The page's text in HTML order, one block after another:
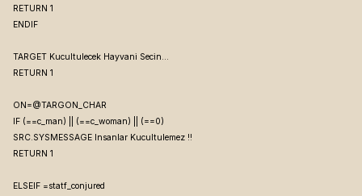
RETURN 1
ENDIF
TARGET Kucultulecek Hayvani Secin...
RETURN 1
ON=@TARGON_CHAR
IF (==c_man) || (==c_woman) || (==0)
SRC.SYSMESSAGE Insanlar Kucultulemez !!
RETURN 1
ELSEIF =statf_conjured